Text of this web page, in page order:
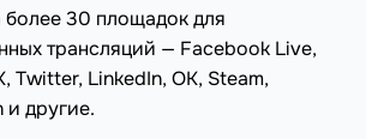
30 площадок для
трансляций — Facebook Live,
Twitter, LinkedIn, OK, Steam,
другие.